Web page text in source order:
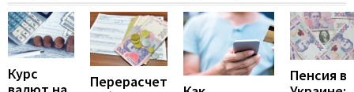
Курс
Перерасчет
Пенсия в